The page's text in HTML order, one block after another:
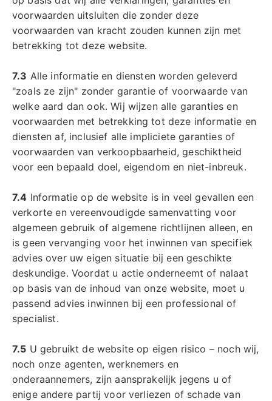
voorwaarden uitsluiten die zonder deze
voorwaarden van kracht zouden kunnen zijn met
betrekking tot deze website.
7.3 Alle informatie en diensten worden geleverd
"zoals ze zijn" zonder garantie of voorwaarde van
welke aard dan ook. Wij wijzen alle garanties en
voorwaarden met betrekking tot deze informatie en
diensten af, inclusief alle impliciete garanties of
voorwaarden van verkoopbaarheid, geschiktheid
voor een bepaald doel, eigendom en niet-inbreuk.
7.4 Informatie op de website is in veel gevallen een
verkorte en vereenvoudigde samenvatting voor
algemeen gebruik of algemene richtlijnen alleen, en
is geen vervanging voor het inwinnen van specifiek
advies over uw eigen situatie bij een geschikte
deskundige. Voordat u actie onderneemt of nalaat
op basis van de inhoud van onze website, moet u
passend advies inwinnen bij een professional of
specialist.
7.5 U gebruikt de website op eigen risico – noch wij,
noch onze agenten, werknemers en
onderaannemers, zijn aansprakelijk jegens u of
enige andere partij voor verliezen of schade van